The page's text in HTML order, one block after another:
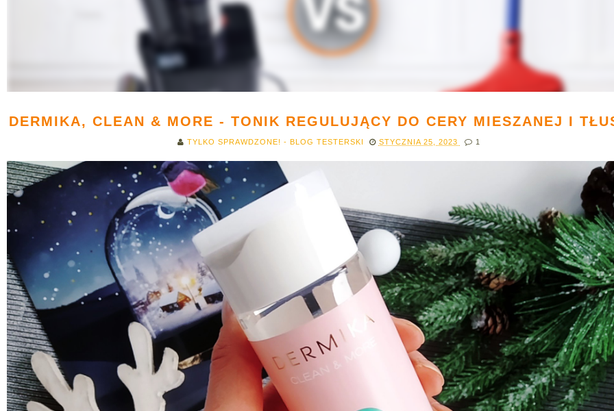
DERMIKA, CLEAN & MORE - TONIK REGULUJĄCY DO CERY MIESZANEJ I
TYLKO SPRAWDZONE! - BLOG TESTERSKI STYCZNIA 25, 2023 1